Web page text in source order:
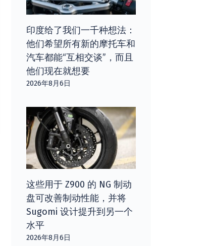
印度给了我们一千种想法：
他们希望所有新的摩托车和
汽车都能“互相交谈”，而且
他们现在就想要
2026年8月6日
这些用于 Z900 的 NG 制动
盘可改善制动性能，并将
Sugomi 设计提升到另一个
水平
2026年8月6日